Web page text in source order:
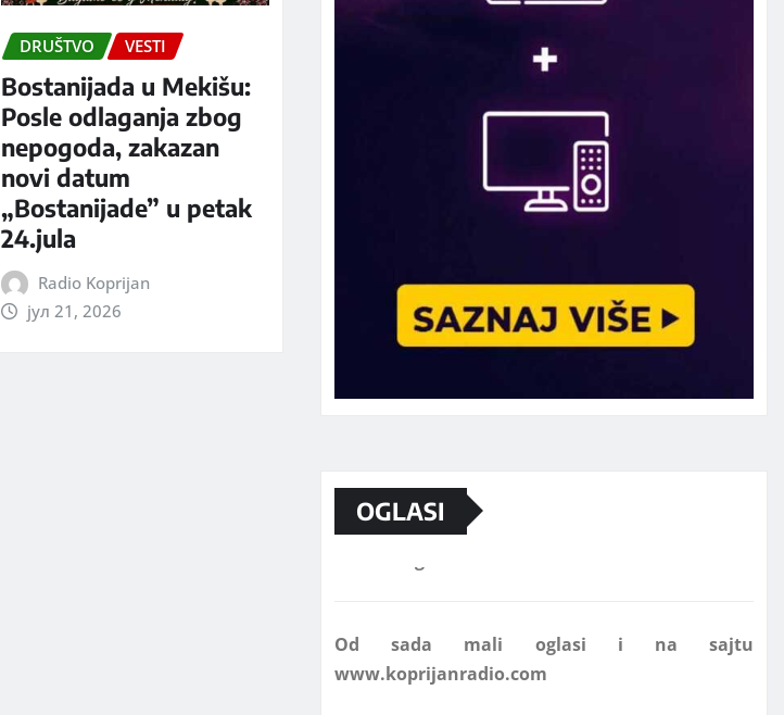
DRUŠTVO VESTI
Bostanijada u Mekišu:
Posle odlaganja zbog
nepogoda, zakazan
novi datum
„Bostanijade” u petak
24.jula
Radio Koprijan
јул 21, 2026
OGLASI
Marketing telefon 062 463 002